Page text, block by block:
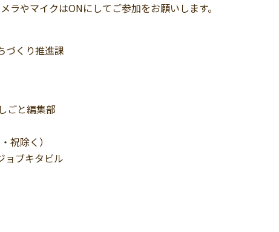
ラやマイクはONにしてご参加をお願いします。
づくり推進課
ごと編集部
祝除く）
ョブキタビル